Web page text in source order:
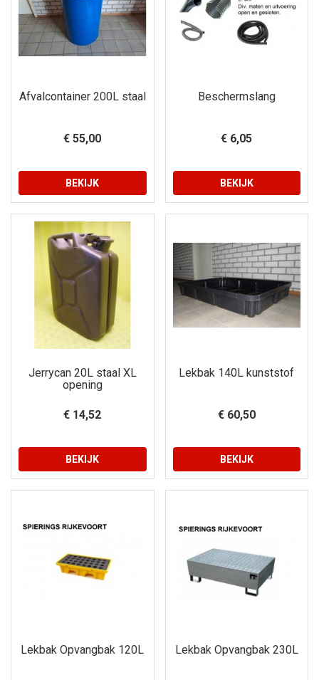
Afvalcontainer 200L staal
€ 55,00
BEKIJK
Beschermslang
€ 6,05
BEKIJK
Jerrycan 20L staal XL
opening
€ 14,52
BEKIJK
Lekbak 140L kunststof
€ 60,50
BEKIJK
Lekbak Opvangbak 120L Lekbak Opvangbak 230L